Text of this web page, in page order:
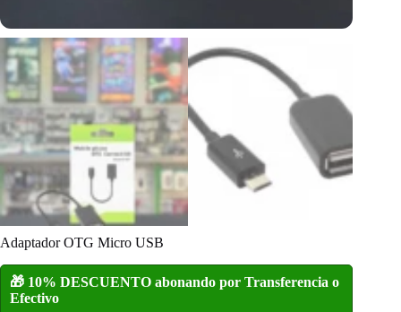
Adaptador OTG Micro USB
🎁 10% DESCUENTO abonando por Transferencia o
Efectivo